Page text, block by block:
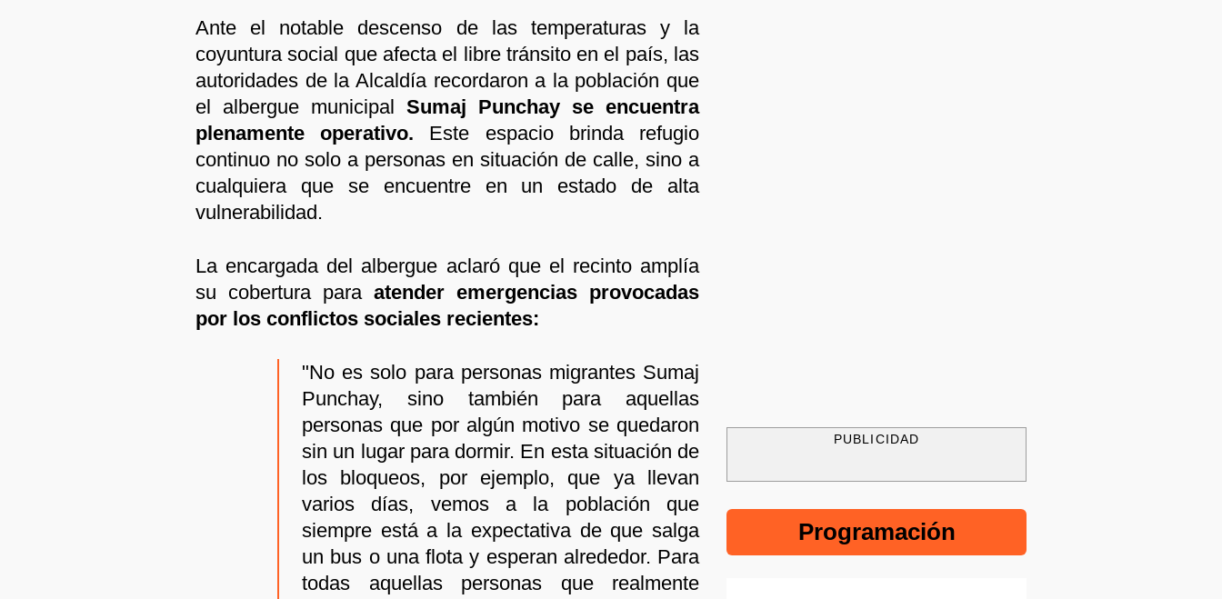
Ante el notable descenso de las temperaturas y la
coyuntura social que afecta el libre tránsito en el país, las
autoridades de la Alcaldía recordaron a la población que
el albergue municipal Sumaj Punchay se encuentra
plenamente operativo. Este espacio brinda refugio
continuo no solo a personas en situación de calle, sino a
cualquiera que se encuentre en un estado de alta
vulnerabilidad.
La encargada del albergue aclaró que el recinto amplía
su cobertura para atender emergencias provocadas
por los conflictos sociales recientes:
"No es solo para personas migrantes Sumaj
Punchay, sino también para aquellas
personas que por algún motivo se quedaron
sin un lugar para dormir. En esta situación de
los bloqueos, por ejemplo, que ya llevan
varios días, vemos a la población que
siempre está a la expectativa de que salga
un bus o una flota y esperan alrededor. Para
todas aquellas personas que realmente
PUBLICIDAD
Programación